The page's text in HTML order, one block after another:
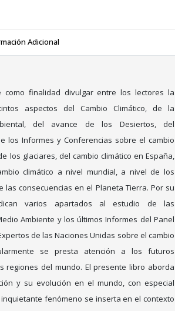
Adicional
como finalidad divulgar entre los lectores la
aspectos del Cambio Climático, de la
del avance de los Desiertos, del
los Informes y Conferencias sobre el cambio
los glaciares, del cambio climático en España,
climático a nivel mundial, a nivel de los
las consecuencias en el Planeta Tierra. Por su
varios apartados al estudio de las
Ambiente y los últimos Informes del Panel
de las Naciones Unidas sobre el cambio
se presta atención a los futuros
regiones del mundo. El presente libro aborda
y su evolución en el mundo, con especial
inquietante fenómeno se inserta en el contexto